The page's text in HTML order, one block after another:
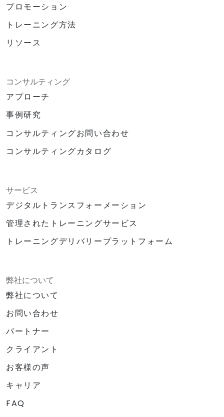
プロモーション
トレーニング方法
リソース
コンサルティング
アプローチ
事例研究
コンサルティングお問い合わせ
コンサルティングカタログ
サービス
デジタルトランスフォーメーション
管理されたトレーニングサービス
トレーニングデリバリープラットフォーム
弊社について
弊社について
お問い合わせ
パートナー
クライアント
お客様の声
キャリア
FAQ